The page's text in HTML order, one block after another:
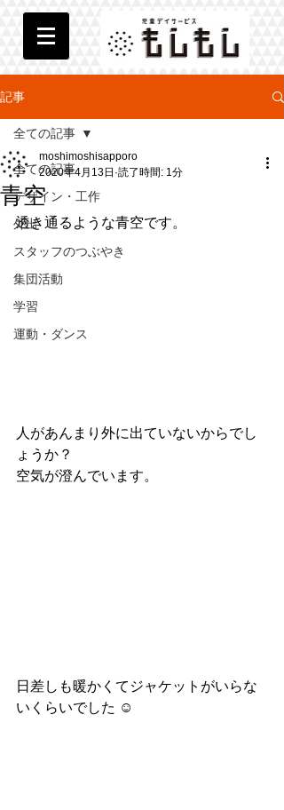
記事
全ての記事
デザイン・工作
外出
スタッフのつぶやき
集団活動
学習
運動・ダンス
全ての記事
青空
moshimoshisapporo
2020年4月13日 読了時間: 1分
透き通るような青空です。
人があんまり外に出ていないからでし
ょうか？
空気が澄んでいます。
日差しも暖かくてジャケットがいらな
いくらいでした ☺︎